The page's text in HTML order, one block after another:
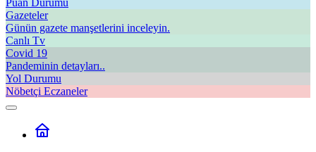
Puan Durumu
Gazeteler
Günün gazete manşetlerini inceleyin.
Canlı Tv
Covid 19
Pandeminin detayları..
Yol Durumu
Nöbetçi Eczaneler